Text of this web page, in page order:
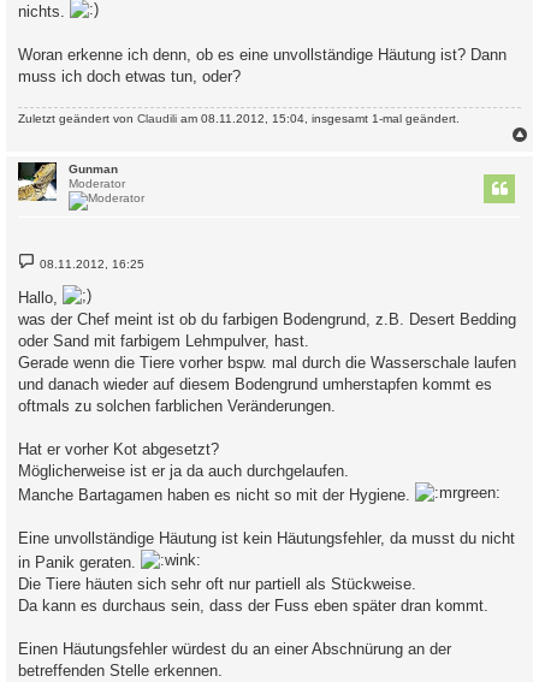
nichts.
Woran erkenne ich denn, ob es eine unvollständige Häutung ist? Dann
muss ich doch etwas tun, oder?
Zuletzt geändert von Claudili am 08.11.2012, 15:04, insgesamt 1-mal geändert.
Gunman
Moderator
B
e
t
r
g
08.11.2012, 16:25
Hallo,
was der Chef meint ist ob du farbigen Bodengrund, z.B. Desert Bedding
oder Sand mit farbigem Lehmpulver, hast.
Gerade wenn die Tiere vorher bspw. mal durch die Wasserschale laufen
und danach wieder auf diesem Bodengrund umherstapfen kommt es
oftmals zu solchen farblichen Veränderungen.
Hat er vorher Kot abgesetzt?
Möglicherweise ist er ja da auch durchgelaufen.
Manche Bartagamen haben es nicht so mit der Hygiene.
Eine unvollständige Häutung ist kein Häutungsfehler, da musst du nicht
in Panik geraten.
Die Tiere häuten sich sehr oft nur partiell als Stückweise.
Da kann es durchaus sein, dass der Fuss eben später dran kommt.
Einen Häutungsfehler würdest du an einer Abschnürung an der
betreffenden Stelle erkennen.